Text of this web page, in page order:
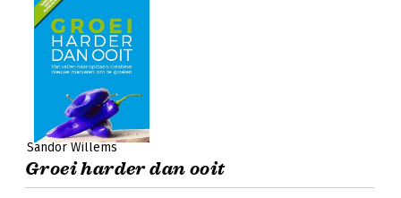
Sandor Willems
Groei harder dan ooit